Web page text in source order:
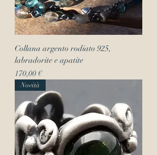
Collana argento rodiato 925,
labradorite e apatite
Prezzo
170,00 €
Novità